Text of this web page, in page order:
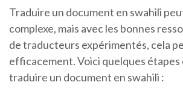
Traduire un document en swahili
complexe, mais avec les bonnes
de traducteurs expérimentés, cela
efficacement. Voici quelques étapes
traduire un document en swahili :